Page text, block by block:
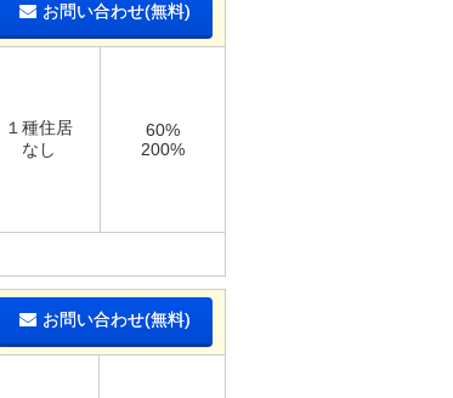
お問い合わせ(無料)
１種住居
なし
60%
200%
お問い合わせ(無料)